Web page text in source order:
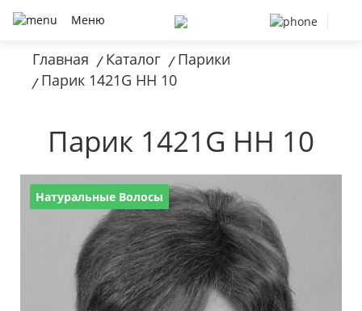
Меню
Главная / Каталог / Парики
/ Парик 1421G HH 10
Парик 1421G HH 10
Натуральные Волосы